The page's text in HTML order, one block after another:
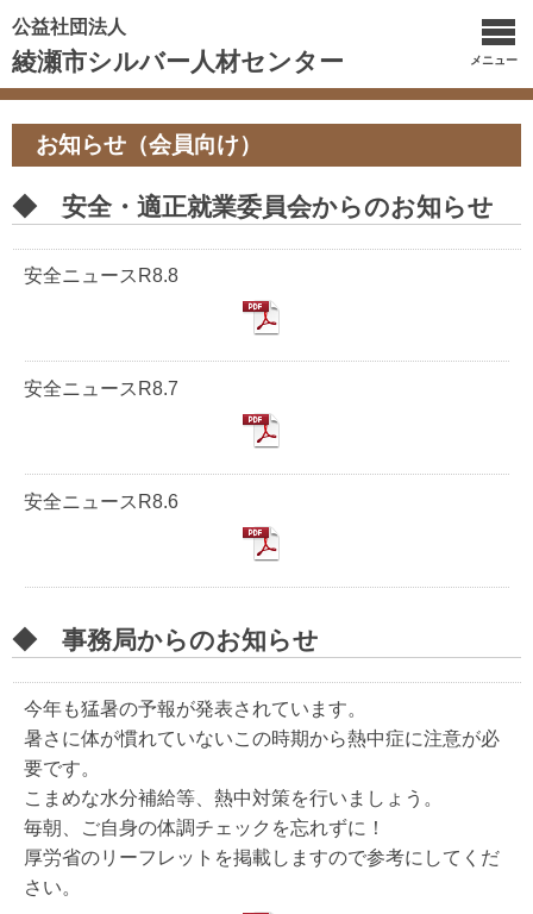
公益社団法人
綾瀬市シルバー人材センター メニュー
お知らせ（会員向け）
◆ 安全・適正就業委員会からのお知らせ
安全ニュースR8.8
安全ニュースR8.7
安全ニュースR8.6
◆ 事務局からのお知らせ
今年も猛暑の予報が発表されています。
暑さに体が慣れていないこの時期から熱中症に注意が必
要です。
こまめな水分補給等、熱中対策を行いましょう。
毎朝、ご自身の体調チェックを忘れずに！
厚労省のリーフレットを掲載しますので参考にしてくだ
さい。